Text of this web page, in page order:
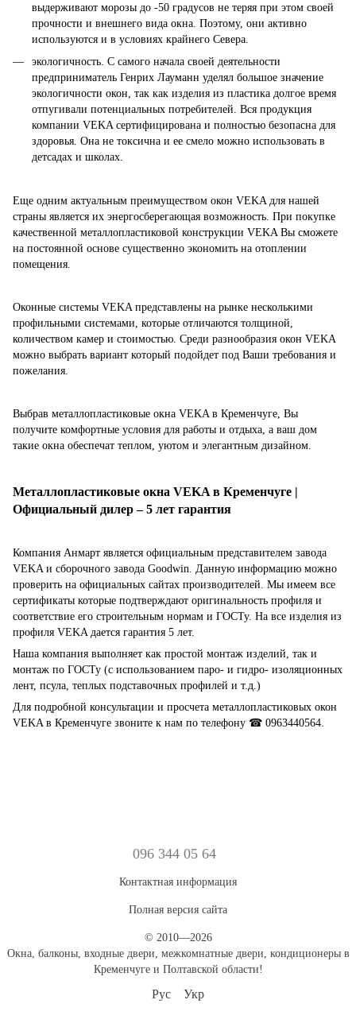
выдерживают морозы до -50 градусов не теряя при этом своей
прочности и внешнего вида окна. Поэтому, они активно
используются и в условиях крайнего Севера.
экологичность. С самого начала своей деятельности
предприниматель Генрих Лауманн уделял большое значение
экологичности окон, так как изделия из пластика долгое время
отпугивали потенциальных потребителей. Вся продукция
компании VEKA сертифицирована и полностью безопасна для
здоровья. Она не токсична и ее смело можно использовать в
детсадах и школах.
Еще одним актуальным преимуществом окон VEKA для нашей
страны является их энергосберегающая возможность. При покупке
качественной металлопластиковой конструкции VEKA Вы сможете
на постоянной основе существенно экономить на отоплении
помещения.
Оконные системы VEKA представлены на рынке несколькими
профильными системами, которые отличаются толщиной,
количеством камер и стоимостью. Среди разнообразия окон VEKA
можно выбрать вариант который подойдет под Ваши требования и
пожелания.
Выбрав металлопластиковые окна VEKA в Кременчуге, Вы
получите комфортные условия для работы и отдыха, а ваш дом
такие окна обеспечат теплом, уютом и элегантным дизайном.
Металлопластиковые окна VEKA в Кременчуге |
Официальный дилер – 5 лет гарантия
Компания Анмарт является официальным представителем завода
VEKA и сборочного завода Goodwin. Данную информацию можно
проверить на официальных сайтах производителей. Мы имеем все
сертификаты которые подтверждают оригинальность профиля и
соответствие его строительным нормам и ГОСТу. На все изделия из
профиля VEKA дается гарантия 5 лет.
Наша компания выполняет как простой монтаж изделий, так и
монтаж по ГОСТу (с использованием паро- и гидро- изоляционных
лент, псула, теплых подставочных профилей и т.д.)
Для подробной консультации и просчета металлопластиковых окон
VEKA в Кременчуге звоните к нам по телефону ☎ 0963440564.
096 344 05 64
Контактная информация
Полная версия сайта
© 2010—2026
Окна, балконы, входные двери, межкомнатные двери, кондиционеры в
Кременчуге и Полтавской области!
Рус Укр